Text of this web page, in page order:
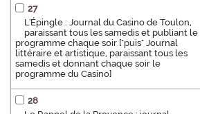
27
L'Épingle : Journal du Casino de Toulon,
paraissant tous les samedis et publiant le
programme chaque soir ["puis" Journal
littéraire et artistique, paraissant tous les
samedis et donnant chaque soir le
programme du Casino]
28